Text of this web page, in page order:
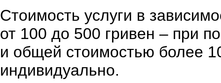
Стоимость услуги в
от 100 до 500 гривен – при
и общей стоимостью более
индивидуально.